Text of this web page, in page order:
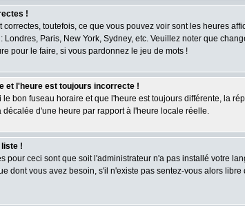
!
correctes, toutefois, ce que vous pouvez voir sont les heures
Londres, Paris, New York, Sydney, etc. Veuillez noter que
pour le faire, si vous pardonnez le jeu de mots !
et l'heure est toujours incorrecte !
bon fuseau horaire et que l'heure est toujours différente, la
décalée d'une heure par rapport à l'heure locale réelle.
liste !
pour ceci sont que soit l'administrateur n'a pas installé votre
dont vous avez besoin, s'il n'existe pas sentez-vous alors